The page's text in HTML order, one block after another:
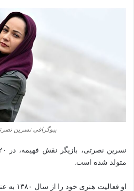
بیوگرافی نسرین
متولد شده‌ است.
او